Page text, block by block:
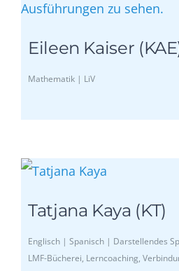
Eileen Kaiser
Mathematik | LiV
Tatjana Kaya (KT)
Englisch | Spanisch | Darstellendes
LMF-Bücherei, Lerncoaching,